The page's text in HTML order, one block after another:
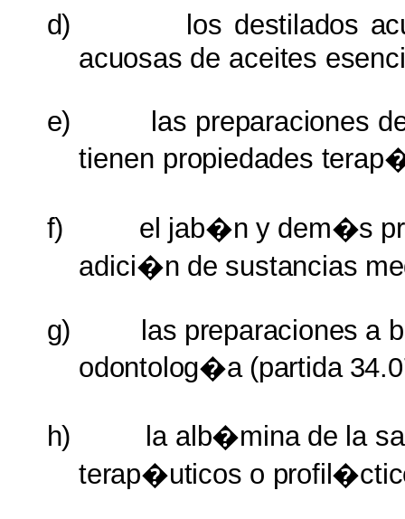
d) los destilados
acuosas de aceites
e) las preparaciones
tienen propiedades
f) el jab�n y dem�s
adici�n de sustancias
g) las preparaciones a
odontolog�a (partida
h) la alb�mina de la
terap�uticos o